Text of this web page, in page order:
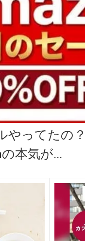
やってたの
本気が...